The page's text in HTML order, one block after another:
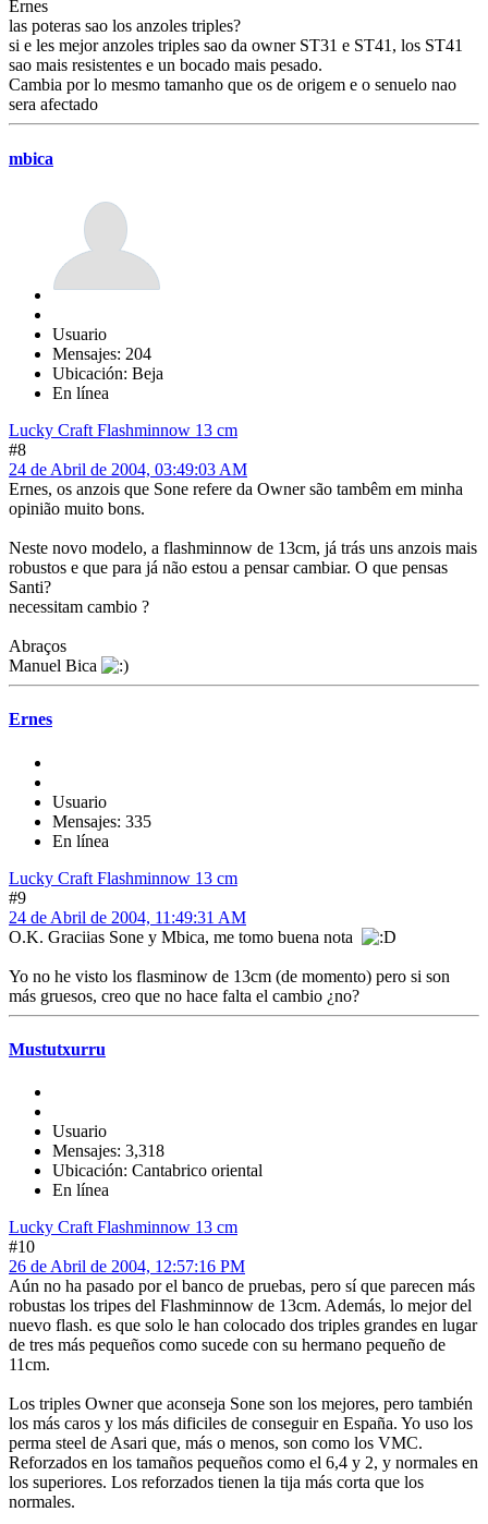
Ernes
las poteras sao los anzoles triples?
si e les mejor anzoles triples sao da owner ST31 e ST41, los ST41
sao mais resistentes e un bocado mais pesado.
Cambia por lo mesmo tamanho que os de origem e o senuelo nao
sera afectado
mbica
Usuario
Mensajes: 204
Ubicación: Beja
En línea
Lucky Craft Flashminnow 13 cm
#8
24 de Abril de 2004, 03:49:03 AM
Ernes, os anzois que Sone refere da Owner são tambêm em minha
opinião muito bons.
Neste novo modelo, a flashminnow de 13cm, já trás uns anzois mais
robustos e que para já não estou a pensar cambiar. O que pensas
Santi?
necessitam cambio ?
Abraços
Manuel Bica
Ernes
Usuario
Mensajes: 335
En línea
Lucky Craft Flashminnow 13 cm
#9
24 de Abril de 2004, 11:49:31 AM
O.K. Graciias Sone y Mbica, me tomo buena nota
Yo no he visto los flasminow de 13cm (de momento) pero si son
más gruesos, creo que no hace falta el cambio ¿no?
Mustutxurru
Usuario
Mensajes: 3,318
Ubicación: Cantabrico oriental
En línea
Lucky Craft Flashminnow 13 cm
#10
26 de Abril de 2004, 12:57:16 PM
Aún no ha pasado por el banco de pruebas, pero sí que parecen más
robustas los tripes del Flashminnow de 13cm. Además, lo mejor del
nuevo flash. es que solo le han colocado dos triples grandes en lugar
de tres más pequeños como sucede con su hermano pequeño de
11cm.
Los triples Owner que aconseja Sone son los mejores, pero también
los más caros y los más dificiles de conseguir en España. Yo uso los
perma steel de Asari que, más o menos, son como los VMC.
Reforzados en los tamaños pequeños como el 6,4 y 2, y normales en
los superiores. Los reforzados tienen la tija más corta que los
normales.